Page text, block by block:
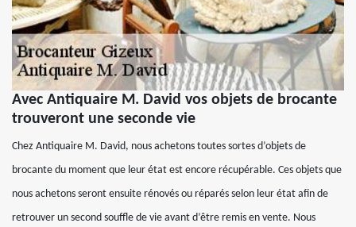
Avec Antiquaire M. David vos objets de brocante
trouveront une seconde vie
Chez Antiquaire M. David, nous achetons toutes sortes d’objets de
brocante du moment que leur état est encore récupérable. Ces objets que
nous achetons seront ensuite rénovés ou réparés selon leur état afin de
retrouver un second souffle de vie avant d’être remis en vente. Nous